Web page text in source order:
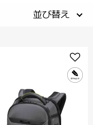
並び替え